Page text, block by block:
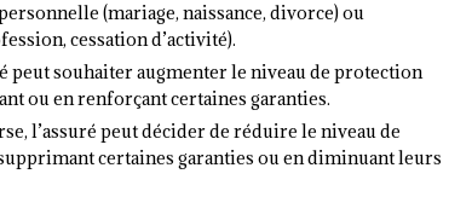
(mariage, naissance, divorce) ou
cessation d’activité).
peut souhaiter augmenter le niveau de protection
ou en renforçant certaines garanties.
l’assuré peut décider de réduire le niveau de
certaines garanties ou en diminuant leurs